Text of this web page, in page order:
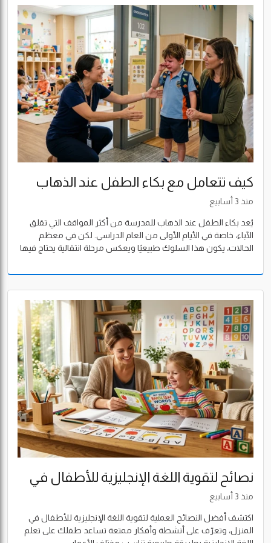
كيف تتعامل مع بكاء الطفل عند الذهاب
للمدرسة؟ دليل شامل للآباء والأمهات
منذ 3 أسابيع
يُعد بكاء الطفل عند الذهاب للمدرسة من أكثر المواقف التي تقلق
الآباء، خاصة في الأيام الأولى من العام الدراسي. لكن في معظم
الحالات، يكون هذا السلوك طبيعيًا ويعكس مرحلة انتقالية يحتاج فيها
بكاء الطفل، وكيفية مساعدته على التأقلم مع المدرسة، ومتى يصبح
نصائح لتقوية اللغة الإنجليزية للأطفال في
المنزل
منذ 3 أسابيع
اكتشف أفضل النصائح العملية لتقوية اللغة الإنجليزية للأطفال في
المنزل، وتعرّف على أنشطة وأفكار ممتعة تساعد طفلك على تعلم